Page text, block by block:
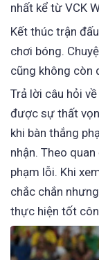
nhất kể từ VCK
Kết thúc trận
chơi bóng.
cũng không còn
Trả lời câu hỏi
được sự thất
khi bàn thắng
nhận. Theo
phạm lỗi. Khi
chắc chắn
thực hiện tốt